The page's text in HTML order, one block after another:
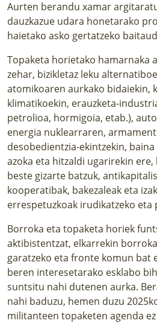
Aurten berandu xamar
dauzkazue udara honetarako
haietako asko gertatzeko
Topaketa horietako hamarnaka
zehar, bizikletaz leku
atomikoaren aurkako bidaiekin,
klimatikoekin, erauzketa-
petrolioa, hormigoia, etab.),
energia nuklearraren,
desobedientzia-ekintzekin,
azoka eta hitzaldi ugarirekin
beste gizarte batzuk,
kooperatibak, bakezaleak eta
errespetuzkoak irudikatzeko eta
Borroka eta topaketa horiek
aktibistentzat, elkarrekin
garatzeko eta fronte komun bat
beren interesetarako esklabo
suntsitu nahi dutenen aurka.
nahi baduzu, hemen duzu
militanteen topaketen agenda ez